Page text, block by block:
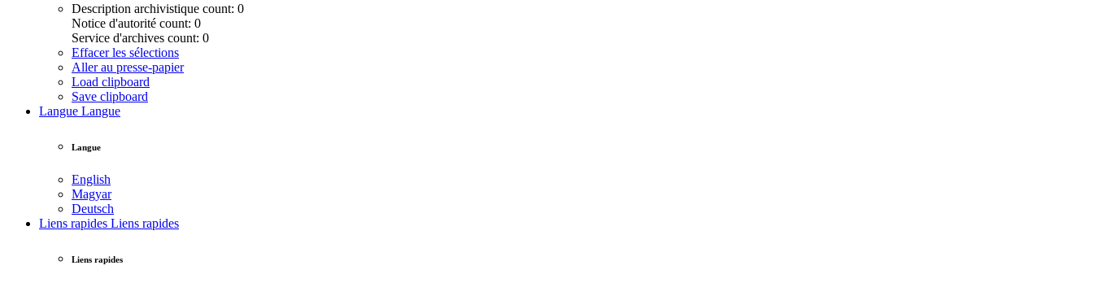
Description archivistique count: 0
Notice d'autorité count: 0
Service d'archives count: 0
Effacer les sélections
Aller au presse-papier
Load clipboard
Save clipboard
Langue Langue
Langue
English
Magyar
Deutsch
Liens rapides Liens rapides
Liens rapides